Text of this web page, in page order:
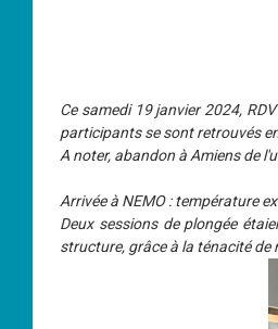
Ce samedi 19 janvier 2024,
participants se sont retrouvés
A noter, abandon à Amiens de
Arrivée à NEMO : température
Deux sessions de plongée
structure, grâce à la ténacité de